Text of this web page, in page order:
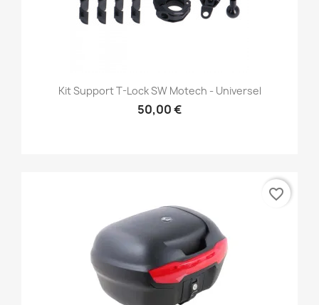
Kit Support T-Lock SW Motech - Universel
50,00 €
favorite_border